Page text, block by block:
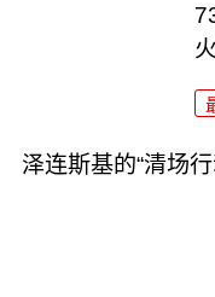
泽连斯基的“清场